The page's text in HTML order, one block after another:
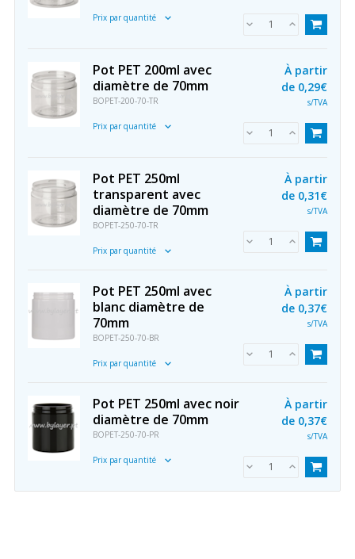
Prix par quantité
Pot PET 200ml avec
diamètre de 70mm
BOPET-200-70-TR
Prix par quantité
À partir
de 0,29€
s/TVA
Pot PET 250ml
transparent avec
diamètre de 70mm
BOPET-250-70-TR
Prix par quantité
À partir
de 0,31€
s/TVA
Pot PET 250ml avec
blanc diamètre de
70mm
BOPET-250-70-BR
Prix par quantité
À partir
de 0,37€
s/TVA
Pot PET 250ml avec noir
diamètre de 70mm
BOPET-250-70-PR
Prix par quantité
À partir
de 0,37€
s/TVA